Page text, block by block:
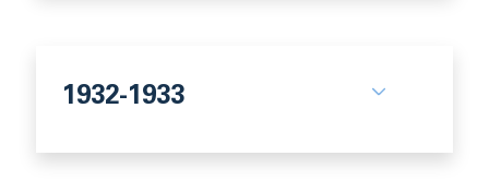
1932-1933